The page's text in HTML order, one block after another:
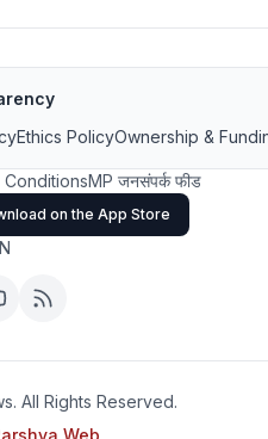
Ethics PolicyOwnership &
ConditionsMP जनसंपर्क फीड
on the App Store
All Rights Reserved.
Web